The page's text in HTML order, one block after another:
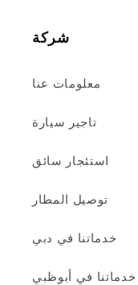
شركة
معلومات عنا
تاجير سيارة
استئجار سائق
توصيل المطار
خدماتنا في دبي
خدماتنا في أبوظبي